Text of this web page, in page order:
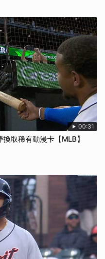
00:31
取稀有動漫卡【MLB】